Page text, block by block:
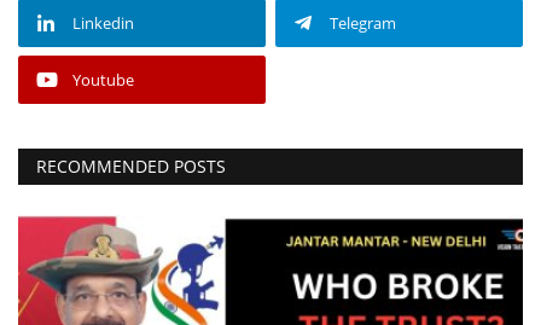
Linkedin Telegram
Youtube
RECOMMENDED POSTS